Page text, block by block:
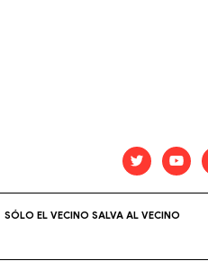
SÓLO EL VECINO SALVA AL VECINO